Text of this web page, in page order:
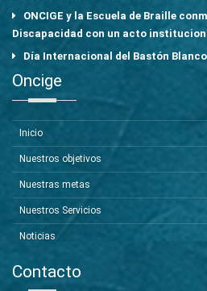
ONCIGE y la Escuela de Braille
Discapacidad con un acto
Día Internacional del Bastón Blanco
Oncige
Inicio
Nuestros objetivos
Nuestras metas
Nuestros Servicios
Noticias
Contacto